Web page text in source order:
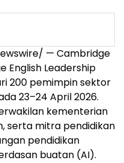
— Cambridge
English Leadership
200 pemimpin sektor
23–24 April 2026.
kementerian
serta mitra pendidikan
pendidikan
buatan (AI).